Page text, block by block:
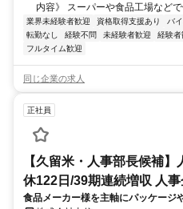
内容》 スーパーや食品工場など
業界未経験者歓迎 資格取得支援あり バ
転勤なし
経験不問 未経験者歓迎 経験者
フルタイム歓迎
同じ企業の求人
正社員
【久留米・人事部長候補
休122日/39期連続増収 人
食品メーカー様を主軸にパッケージ